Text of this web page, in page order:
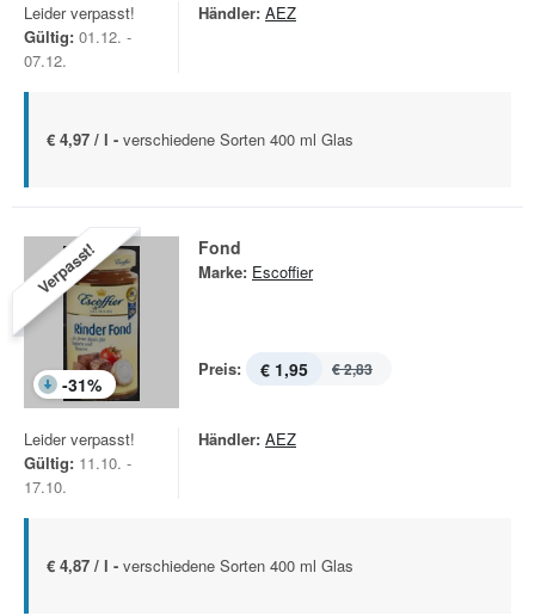
Leider verpasst!
Gültig: 01.12. -
07.12.
Händler: AEZ
€ 4,97 / l - verschiedene Sorten 400 ml Glas
Verpasst!
-31%
Fond
Marke: Escoffier
Preis: € 1,95 € 2,83
Leider verpasst!
Gültig: 11.10. -
17.10.
Händler: AEZ
€ 4,87 / l - verschiedene Sorten 400 ml Glas